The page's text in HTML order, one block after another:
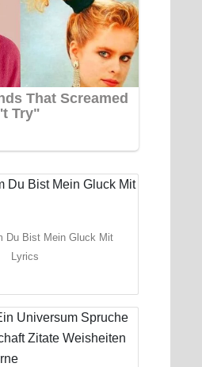
Du Bist Mein Gluck Mit
Lyrics